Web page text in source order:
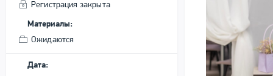
Регистрация закрыта
Материалы:
Ожидаются
Дата: